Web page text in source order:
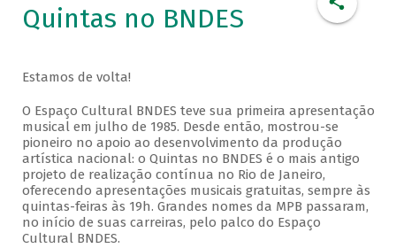
Quintas no BNDES
Estamos de volta!
O Espaço Cultural BNDES teve sua primeira apresentação
musical em julho de 1985. Desde então, mostrou-se
pioneiro no apoio ao desenvolvimento da produção
artística nacional: o Quintas no BNDES é o mais antigo
projeto de realização contínua no Rio de Janeiro,
oferecendo apresentações musicais gratuitas, sempre às
quintas-feiras às 19h. Grandes nomes da MPB passaram,
no início de suas carreiras, pelo palco do Espaço
Cultural BNDES.